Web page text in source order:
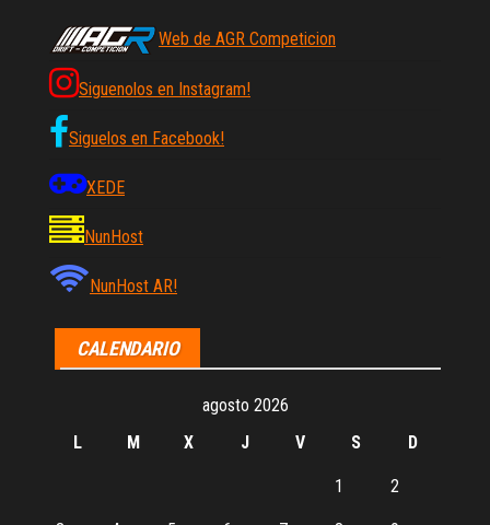
Web de AGR Competicion
Siguenolos en Instagram!
Siguelos en Facebook!
XEDE
NunHost
NunHost AR!
CALENDARIO
agosto 2026
L
M X J V S D
1 2